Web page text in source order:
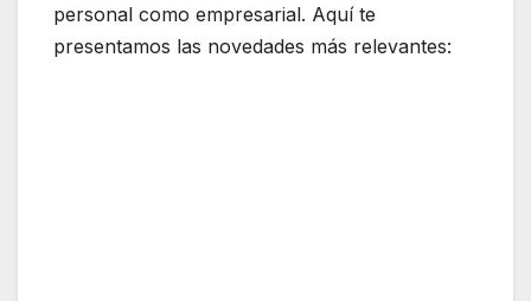
personal como empresarial. Aquí te
presentamos las novedades más relevantes: